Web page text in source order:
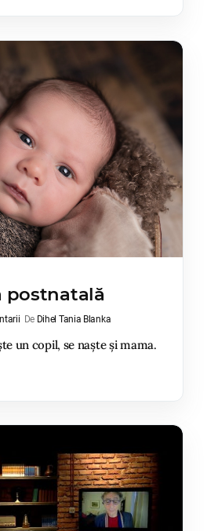
postnatală
De Dihel Tania Blanka
un copil, se naște și mama.